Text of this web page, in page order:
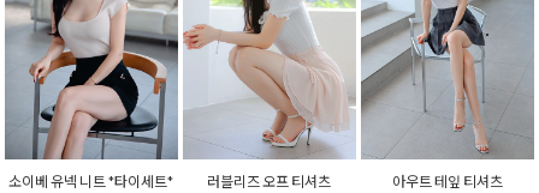
소이베 유넥 니트 *타이세트*
러블리즈 오프 티셔츠
아우트 테잎 티셔츠